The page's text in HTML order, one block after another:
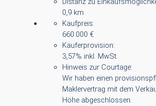
0,9 km
Kaufpreis:
660.000 €
Käuferprovision:
3,57% inkl. MwSt.
Hinweis zur Courtage:
Wir haben einen
Maklervertrag mit dem
Höhe abgeschlossen.